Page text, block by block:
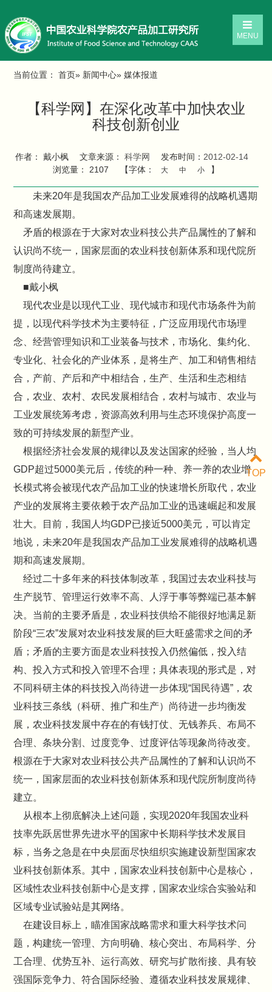
MENU
当前位置：首页» 新闻中心» 媒体报道
【科学网】在深化改革中加快农业
科技创新创业
作者： 戴小枫 文章来源： 科学网 发布时间： 2012-02-14
浏览量： 2107 【字体： 大 中 小 】
未来20年是我国农产品加工业发展难得的战略机遇期
和高速发展期。
矛盾的根源在于大家对农业科技公共产品属性的了解和
认识尚不统一，国家层面的农业科技创新体系和现代院所
制度尚待建立。
■戴小枫
现代农业是以现代工业、现代城市和现代市场条件为前
提，以现代科学技术为主要特征，广泛应用现代市场理
念、经营管理知识和工业装备与技术，市场化、集约化、
专业化、社会化的产业体系，是将生产、加工和销售相结
合，产前、产后和产中相结合，生产、生活和生态相结
合，农业、农村、农民发展相结合，农村与城市、农业与
工业发展统筹考虑，资源高效利用与生态环境保护高度一
致的可持续发展的新型产业。
根据经济社会发展的规律以及发达国家的经验，当人均
GDP超过5000美元后，传统的种一种、养一养的农业增
长模式将会被现代农产品加工业的快速增长所取代，农业
产业的发展将主要依赖于农产品加工业的迅速崛起和发展
壮大。目前，我国人均GDP已接近5000美元，可以肯定
地说，未来20年是我国农产品加工业发展难得的战略机遇
期和高速发展期。
经过二十多年来的科技体制改革，我国过去农业科技与
生产脱节、管理运行效率不高、人浮于事等弊端已基本解
决。当前的主要矛盾是，农业科技供给不能很好地满足新
阶段“三农”发展对农业科技发展的巨大旺盛需求之间的矛
盾；矛盾的主要方面是农业科技投入仍然偏低，投入结
构、投入方式和投入管理不合理；具体表现的形式是，对
不同科研主体的科技投入尚待进一步体现“国民待遇”，农
业科技三条线（科研、推广和生产）尚待进一步均衡发
展，农业科技发展中存在的有钱打仗、无钱养兵、布局不
合理、条块分割、过度竞争、过度评估等现象尚待改变。
根源在于大家对农业科技公共产品属性的了解和认识尚不
统一，国家层面的农业科技创新体系和现代院所制度尚待
建立。
从根本上彻底解决上述问题，实现2020年我国农业科
技率先跃居世界先进水平的国家中长期科学技术发展目
标，当务之急是在中央层面尽快组织实施建设新型国家农
业科技创新体系。其中，国家农业科技创新中心是核心，
区域性农业科技创新中心是支撑，国家农业综合实验站和
区域专业试验站是其网络。
在建设目标上，瞄准国家战略需求和重大科学技术问
题，构建统一管理、方向明确、核心突出、布局科学、分
工合理、优势互补、运行高效、研究与扩散衔接、具有较
强国际竞争力、符合国际经验、遵循农业科技发展规律、
TOP